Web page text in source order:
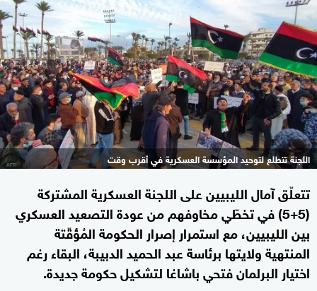
اللجنة تتطلع لتوحيد المؤسسة العسكرية في أقرب وقت
تتعلّق آمال الليبيين على اللجنة العسكرية المشتركة
(5+5) في تخطّي مخاوفهم من عودة التصعيد العسكري
بين الليبيين، مع استمرار إصرار الحكومة المُؤقّتة
المنتهية ولايتها برئاسة عبد الحميد الدبيبة، البقاء رغم
اختيار البرلمان فتحي باشاغا لتشكيل حكومة جديدة.